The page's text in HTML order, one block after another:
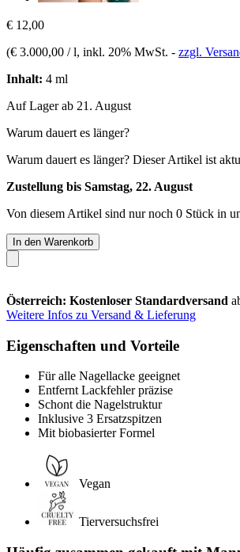
€ 12,00
(€ 3.000,00 / l, inkl. 20% MwSt. - zzgl.
Inhalt: 4 ml
Auf Lager ab 21. August
Warum dauert es länger?
Warum dauert es länger? Dieser Artikel ist
Zustellung bis Samstag, 22. August
Von diesem Artikel sind nur noch 0 Stück in
In den Warenkorb
Österreich: Kostenloser Standardversand
Weitere Infos zu Versand & Lieferung
Eigenschaften und Vorteile
Für alle Nagellacke geeignet
Entfernt Lackfehler präzise
Schont die Nagelstruktur
Inklusive 3 Ersatzspitzen
Mit biobasierter Formel
Vegan
Tierversuchsfrei